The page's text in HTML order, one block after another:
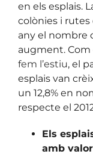
en els esplais.
colònies i rutes
any el nombre
augment. Com
fem l’estiu, el
esplais van
un 12,8% en
respecte el
Els
amb